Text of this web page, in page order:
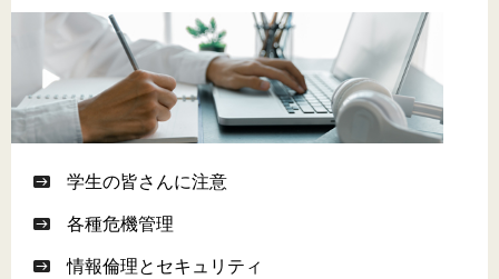
学生の皆さんに注意
各種危機管理
情報倫理とセキュリティ